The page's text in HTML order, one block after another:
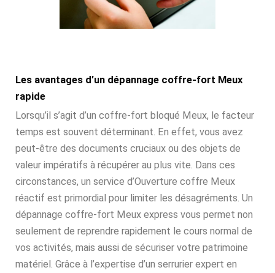
Les avantages d’un dépannage coffre-fort Meux
rapide
Lorsqu’il s’agit d’un coffre-fort bloqué Meux, le facteur
temps est souvent déterminant. En effet, vous avez
peut-être des documents cruciaux ou des objets de
valeur impératifs à récupérer au plus vite. Dans ces
circonstances, un service d’Ouverture coffre Meux
réactif est primordial pour limiter les désagréments. Un
dépannage coffre-fort Meux express vous permet non
seulement de reprendre rapidement le cours normal de
vos activités, mais aussi de sécuriser votre patrimoine
matériel. Grâce à l’expertise d’un serrurier expert en